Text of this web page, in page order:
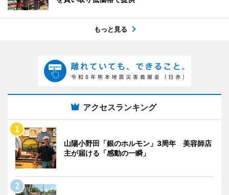
もっと見る
アクセスランキング
山陽小野田「銀のホルモン」3周年 美容師店
主が届ける「感動の一瞬」